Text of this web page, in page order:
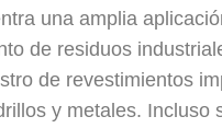
una amplia
de residuos
de revestimientos
y metales. Incluso